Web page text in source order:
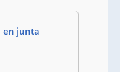
en junta